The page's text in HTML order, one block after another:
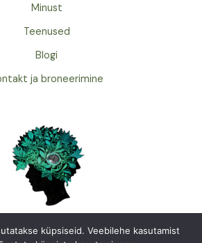
Minust
Teenused
Blogi
ja broneerimine
küpsiseid. Veebilehe kasutamist